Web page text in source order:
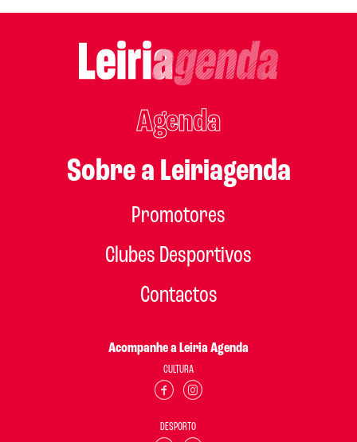
Agenda
Sobre a Leiriagenda
Promotores
Clubes Desportivos
Contactos
Acompanhe a Leiria Agenda
CULTURA
DESPORTO